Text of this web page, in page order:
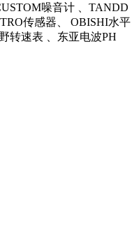
噪音计 、TANDD
传感器、 OBISHI水平
转速表 、东亚电波PH